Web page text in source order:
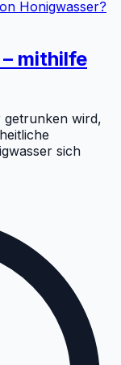
mithilfe
getrunken wird,
sich